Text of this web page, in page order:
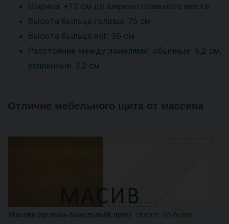
Ширина: +12 см до ширины спального места
Высота быльца головы: 75 см
Высота быльца ног: 36 см
Расстояние между ламелями: обычные: 6,2 см,
усиленные: 3,2 см
Отличие мебельного щита от массива
Массив (цельно-ламельный щит ) склеен из более